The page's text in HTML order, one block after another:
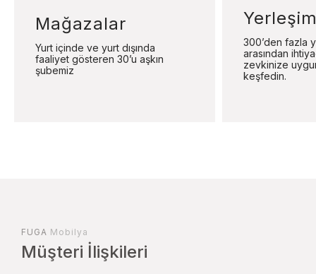
Mağazalar
Yurt içinde ve yurt dışında
faaliyet gösteren 30’u aşkın
şubemiz
300’den fazla
arasından
zevkinize
keşfedin.
FUGA Mobilya
Müşteri İlişkileri